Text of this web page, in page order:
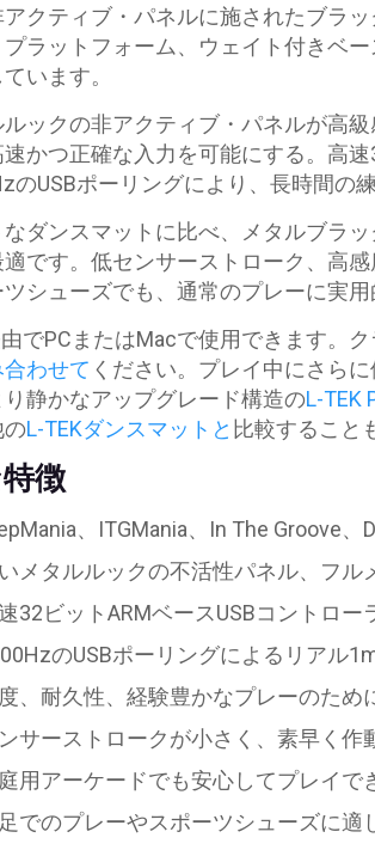
アクティブ・パネルに施されたブラ
プラットフォーム、ウェイト付きベ
います。
ルックの非アクティブ・パネルが高
速かつ正確な入力を可能にする。高
のUSBポーリングにより、長時間の
なダンスマットに比べ、メタルブラ
適です。低センサーストローク、高
ツシューズでも、通常のプレーに実
由でPCまたはMacで使用できます。
合わせて ください。プレイ中にさらに
り静かなアップグレード構造のL-TEK
のL-TEKダンスマットと 比較すること
徴
、ITGMania、In The Groove
メタルルックの不活性パネル、フル
32ビットARMベースUSBコントロー
のUSBポーリングによるリアル
、耐久性、経験豊かなプレーのため
サーストロークが小さく、素早く作
用アーケードでも安心してプレイで
でのプレーやスポーツシューズに適